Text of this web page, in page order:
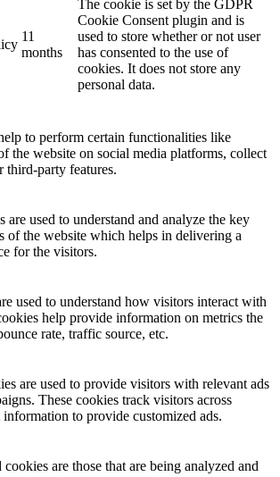
11
months
The cookie is set by the GDPR
Cookie Consent plugin and is
used to store whether or not user
has consented to the use of
cookies. It does not store any
personal data.
to perform certain functionalities like
the website on social media platforms, collect
third-party features.
are used to understand and analyze the key
of the website which helps in delivering a
for the visitors.
used to understand how visitors interact with
help provide information on metrics the
rate, traffic source, etc.
are used to provide visitors with relevant ads
These cookies track visitors across
to provide customized ads.
are those that are being analyzed and